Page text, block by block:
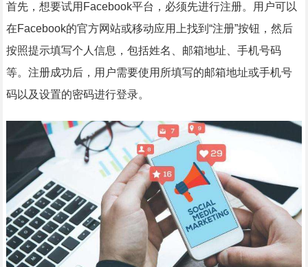
首先，想要试用Facebook平台，必须先进行注册。用户可以
在Facebook的官方网站或移动应用上找到“注册”按钮，然后
按照提示填写个人信息，包括姓名、邮箱地址、手机号码
等。注册成功后，用户需要使用所填写的邮箱地址或手机号
码以及设置的密码进行登录。